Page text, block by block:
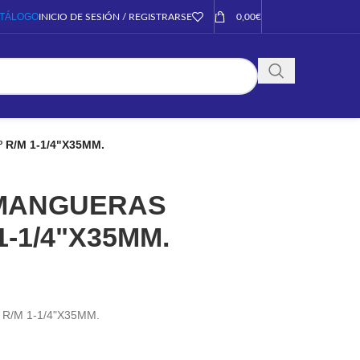
INICIO DE SESIÓN / REGISTRARSE 0,00€
R/M 1-1/4"X35MM.
1/4"X35MM.
M 1-1/4"X35MM.